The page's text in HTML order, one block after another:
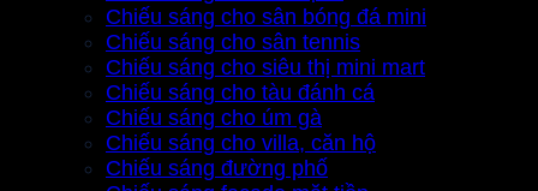
Chiếu sáng cho sân bóng đá mini
Chiếu sáng cho sân tennis
Chiếu sáng cho siêu thị mini mart
Chiếu sáng cho tàu đánh cá
Chiếu sáng cho úm gà
Chiếu sáng cho villa, căn hộ
Chiếu sáng đường phố